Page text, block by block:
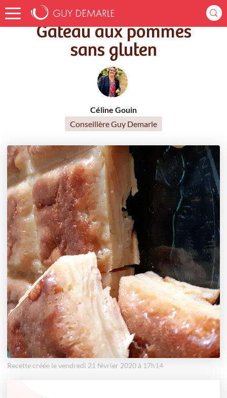
Accueil Recettes Gâteau aux pommes sans gluten
Gâteau aux pommes
sans gluten
Céline Gouin
Conseillère Guy Demarle
Recette créée le vendredi 21 février 2020 à 17h14